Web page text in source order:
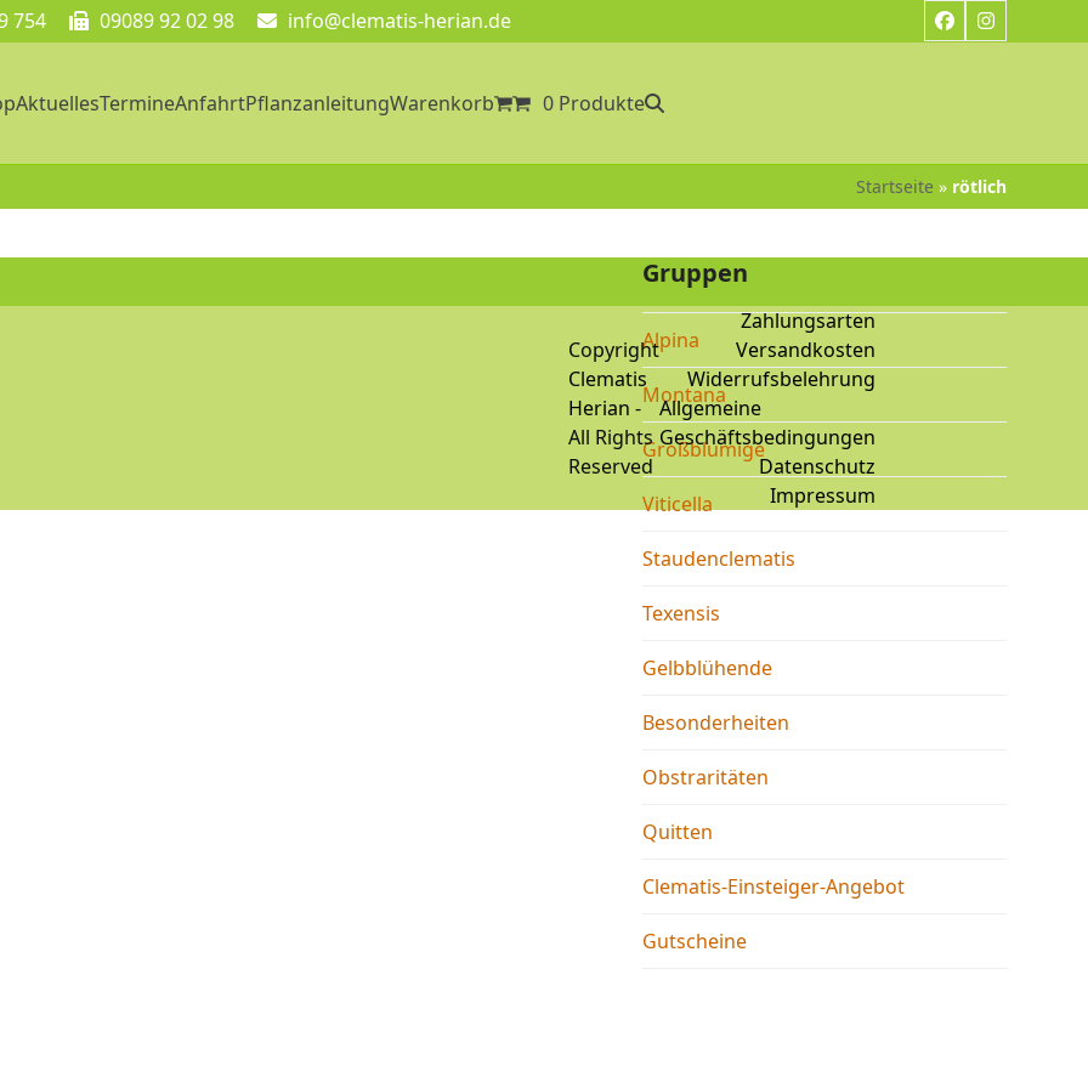
754 09089 92 02 98 info@clematis-herian.de FacebookInstagram
AktuellesTermineAnfahrtPflanzanleitungWarenkorb 0 Produkte
Startseite » rötlich
Gruppen
Alpina
Montana
Großblumige
Viticella
Staudenclematis
Texensis
Gelbblühende
Besonderheiten
Obstraritäten
Quitten
Clematis-Einsteiger-Angebot
Gutscheine
Copyright
Clematis
Herian -
All Rights
Reserved
Zahlungsarten
Versandkosten
Widerrufsbelehrung
Allgemeine
Geschäftsbedingungen
Datenschutz
Impressum